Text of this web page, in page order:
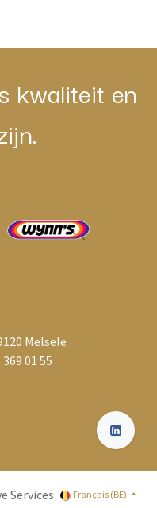
kwaliteit en
Melsele
369 01 55
Services Français (BE)